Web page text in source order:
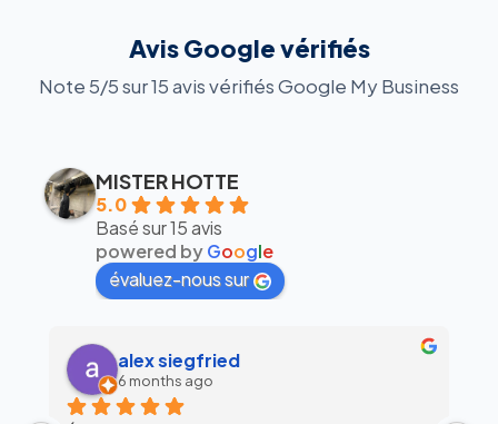
Avis Google vérifiés
Note 5/5 sur 15 avis vérifiés Google My Business
MISTER HOTTE
5.0
Basé sur 15 avis
powered byGoogle
évaluez-nous sur
alex siegfried
6 months ago